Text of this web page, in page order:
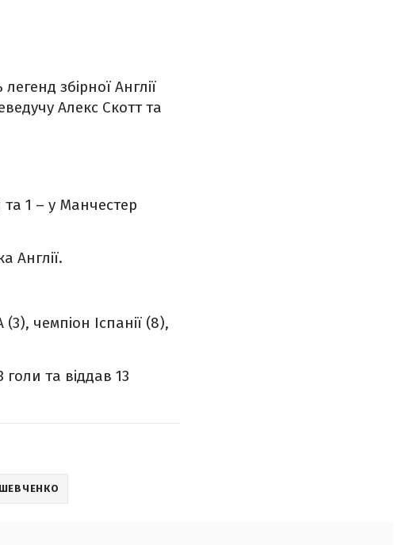
збірної Англії
Алекс Скотт та
1 – у Манчестер
Англії.
чемпіон Іспанії (8),
голи та віддав 13